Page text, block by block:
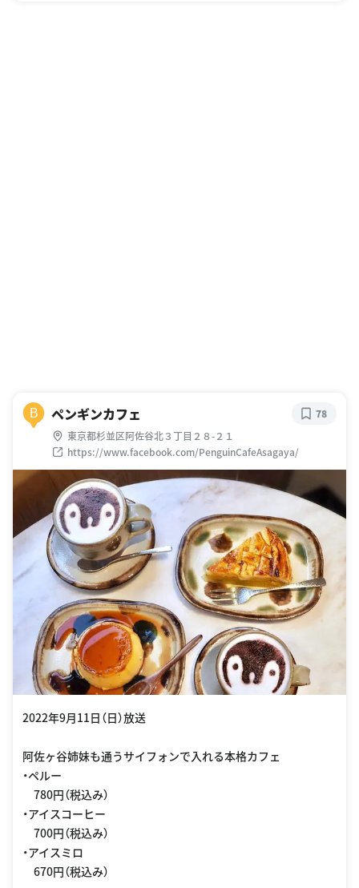
B ペンギンカフェ
東京都杉並区阿佐谷北３丁目２８-２１
https://www.facebook.com/PenguinCafeAsagaya/
78
2022年9月11日（日）放送
阿佐ヶ谷姉妹も通うサイフォンで入れる本格カフェ
・ペルー
780円（税込み）
・アイスコーヒー
700円（税込み）
・アイスミロ
670円（税込み）